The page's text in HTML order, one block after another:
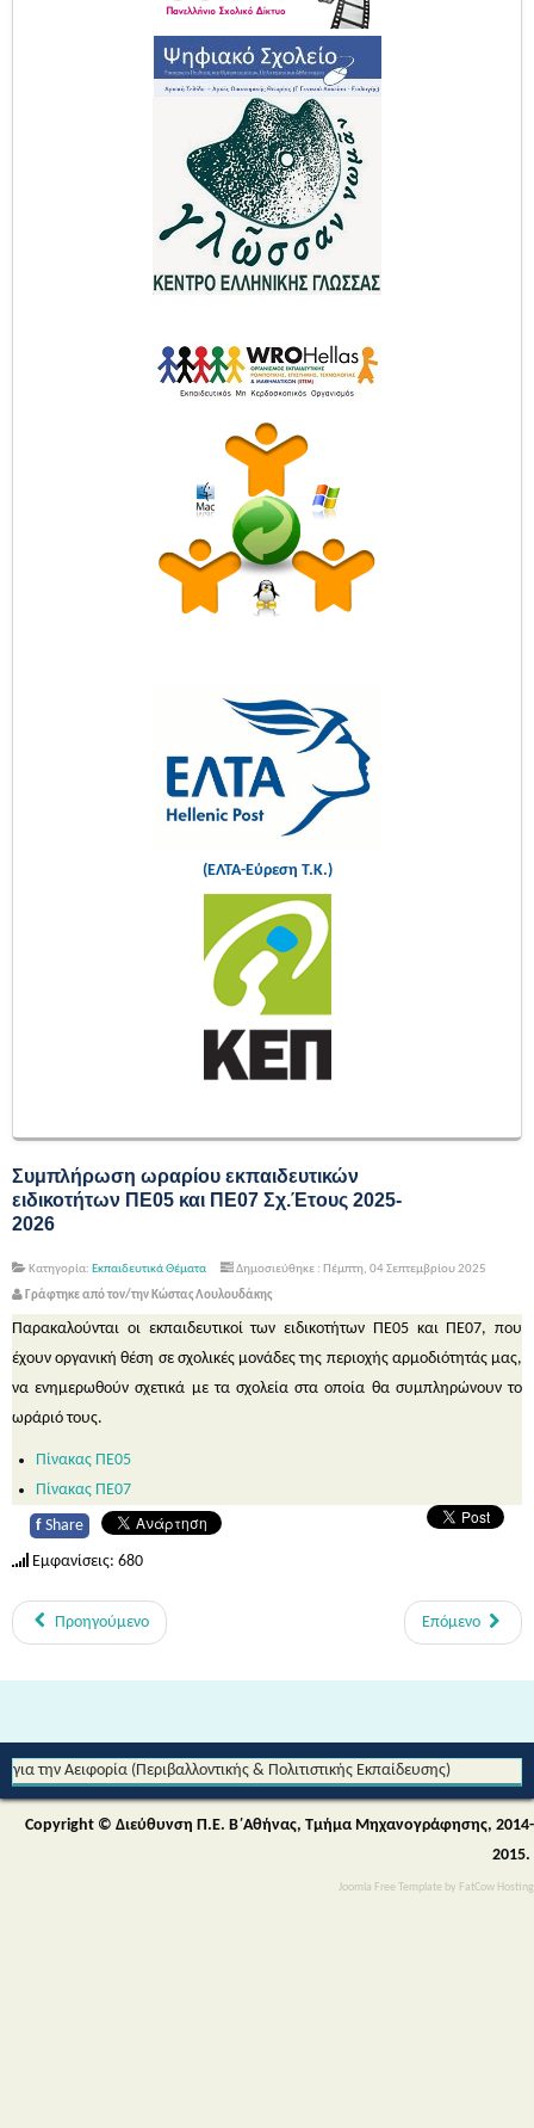
Joomla Free Template by FatCow Hosting
(ΕΛΤΑ-Εύρεση Τ.Κ.)
Συμπλήρωση ωραρίου εκπαιδευτικών
ειδικοτήτων ΠΕ05 και ΠΕ07 Σχ.Έτους 2025-
2026
Κατηγορία: Εκπαιδευτικά Θέματα
Δημοσιεύθηκε : Πέμπτη, 04 Σεπτεμβρίου 2025
Γράφτηκε από τον/την Κώστας Λουλουδάκης
Παρακαλούνται οι εκπαιδευτικοί των ειδικοτήτων ΠΕ05 και ΠΕ07, που
έχουν οργανική θέση σε σχολικές μονάδες της περιοχής αρμοδιότητάς μας,
να ενημερωθούν σχετικά με τα σχολεία στα οποία θα συμπληρώνουν το
ωράριό τους.
Πίνακας ΠΕ05
Πίνακας ΠΕ07
f Share
Εμφανίσεις: 680
Προηγούμενο Επόμενο
για την Αειφορία (Περιβαλλοντικής & Πολιτιστικής Εκπαίδευσης)
Copyright © Διεύθυνση Π.Ε. Β΄Αθήνας, Τμήμα Μηχανογράφησης, 2014-
2015.